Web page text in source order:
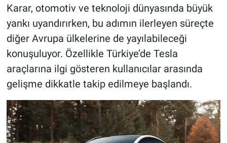
Karar, otomotiv ve teknoloji dünyasında büyük
yankı uyandırırken, bu adımın ilerleyen süreçte
diğer Avrupa ülkelerine de yayılabileceği
konuşuluyor. Özellikle Türkiye’de Tesla
araçlarına ilgi gösteren kullanıcılar arasında
gelişme dikkatle takip edilmeye başlandı.